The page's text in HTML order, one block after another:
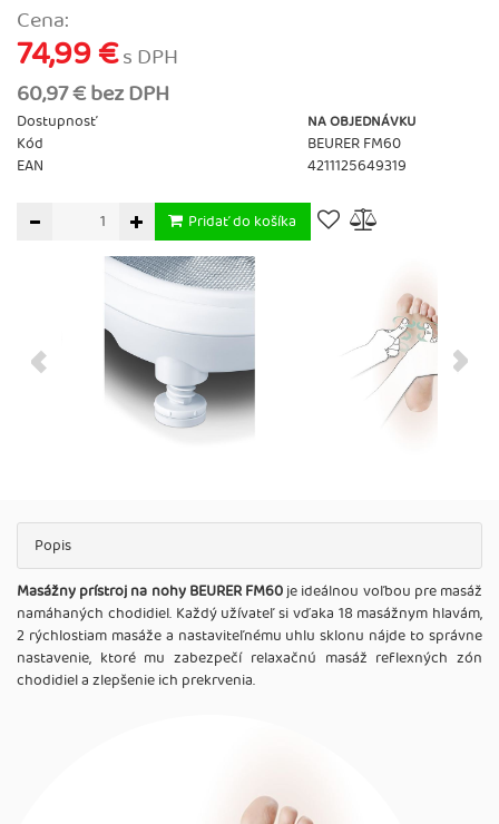
Cena:
74,99 €s DPH
60,97 € bez DPH
Dostupnosť NA OBJEDNÁVKU
Kód
BEURER FM60
EAN
4211125649319
Pridať do košíka
Popis
Masážny prístroj na nohy BEURER FM60je ideálnou voľbou pre masáž
namáhaných chodidiel. Každý užívateľ si vďaka 18 masážnym hlavám,
2 rýchlostiam masáže a nastaviteľnému uhlu sklonu nájde to správne
nastavenie, ktoré mu zabezpečí relaxačnú masáž reflexných zón
chodidiel a zlepšenie ich prekrvenia.